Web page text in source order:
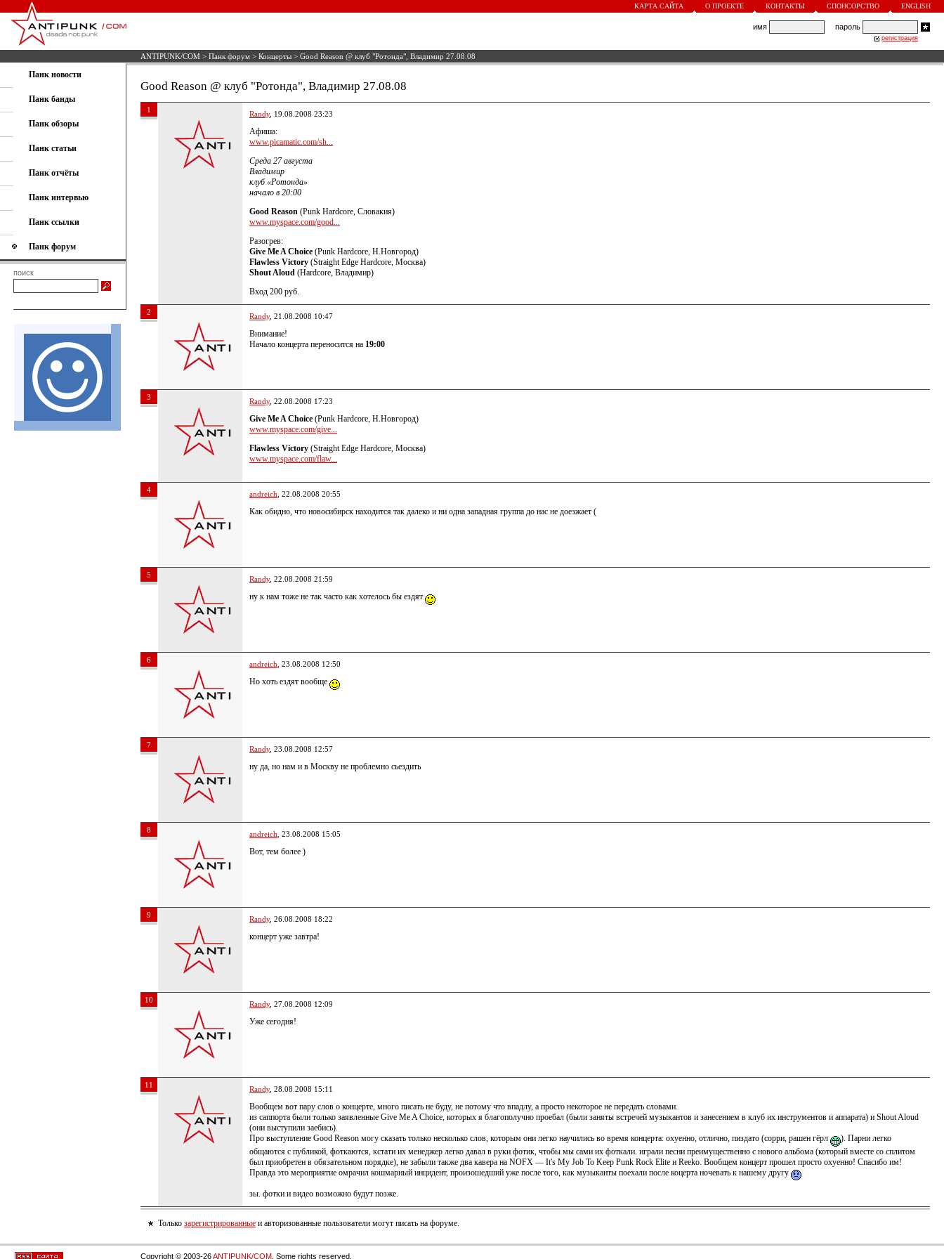
КАРТА САЙТА О ПРОЕКТЕ КОНТАКТЫ СПОНСОРСТВО ENGLISH
имя пароль
регистрация
ANTIPUNK/COM > Панк форум > Концерты > Good Reason @ клуб "Ротонда", Владимир 27.08.08
Панк новости
Панк банды
Панк обзоры
Панк статьи
Панк отчёты
Панк интервью
Панк ссылки
Панк форум
поиск
Good Reason @ клуб "Ротонда", Владимир 27.08.08
1 Randy, 19.08.2008 23:23
Афиша:
www.picamatic.com/sh...
Среда 27 августа
Владимир
клуб «Ротонда»
начало в 20:00
Good Reason (Punk Hardcore, Словакия)
www.myspace.com/good...
Разогрев:
Give Me A Choice (Punk Hardcore, Н.Новгород)
Flawless Victory (Straight Edge Hardcore, Москва)
Shout Aloud (Hardcore, Владимир)
Вход 200 руб.
2 Randy, 21.08.2008 10:47
Внимание!
Начало концерта переносится на 19:00
3 Randy, 22.08.2008 17:23
Give Me A Choice (Punk Hardcore, Н.Новгород)
www.myspace.com/give...
Flawless Victory (Straight Edge Hardcore, Москва)
www.myspace.com/flaw...
4 andreich , 22.08.2008 20:55
Как обидно, что новосибирск находится так далеко и ни одна западная группа до нас не доезжает (
5 Randy, 22.08.2008 21:59
ну к нам тоже не так часто как хотелось бы ездят
6 andreich , 23.08.2008 12:50
Но хоть ездят вообще
7 Randy, 23.08.2008 12:57
ну да, но нам и в Москву не проблемно сьездить
8 andreich , 23.08.2008 15:05
Вот, тем более )
9 Randy, 26.08.2008 18:22
концерт уже завтра!
10 Randy, 27.08.2008 12:09
Уже сегодня!
11 Randy, 28.08.2008 15:11
Вообщем вот пару слов о концерте, много писать не буду, не потому что впадлу, а просто некоторое не передать словами.
из саппорта были только заявленные Give Me A Choice, которых я благополучно проебал (были заняты встречей музыкантов и занесением в клуб их инструментов и аппарата) и Shout Aloud
(они выступили заебись).
Про выступление Good Reason могу сказать только несколько слов, которым они легко научились во время концерта: охуенно, отлично, пиздато (сорри, рашен гёрл
). Парни легко
общаются с публикой, фоткаются, кстати их менеджер легко давал в руки фотик, чтобы мы сами их фоткали. играли песни преимущественно с нового альбома (который вместе со сплитом
был приобретен в обязательном порядке), не забыли также два кавера на NOFX — It's My Job To Keep Punk Rock Elite и Reeko. Вообщем концерт прошел просто охуенно! Спасибо им!
Правда это мероприятие омрачил кошмарный инцидент, произошедший уже после того, как музыканты поехали после коцерта ночевать к нашему другу
зы. фотки и видео возможно будут позже.
Только зарегистрированные и авторизованные пользователи могут писать на форуме.
Copyright © 2003-26ANTIPUNK/COM . Some rights reserved.